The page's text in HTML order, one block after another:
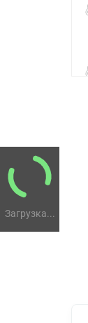
Загрузка...